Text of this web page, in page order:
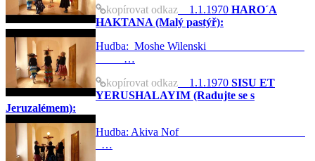
kopírovat odkaz 1.1.1970 HARO´A
HAKTANA (Malý pastýř):
Hudba: Moshe Wilenski
…
kopírovat odkaz 1.1.1970 SISU ET
YERUSHALAYIM (Radujte se s
Jeruzalémem):
Hudba: Akiva Nof
…